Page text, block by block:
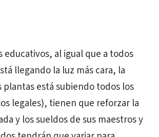
educativos, al igual que a todos
llegando la luz más cara, la
plantas está subiendo todos los
legales), tienen que reforzar la
y los sueldos de sus maestros y